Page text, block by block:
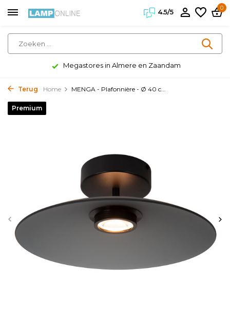
4.5/5
0
Megastores in Almere en Zaandam
Terug Home MENGA - Plafonnière - Ø 40 c...
Premium